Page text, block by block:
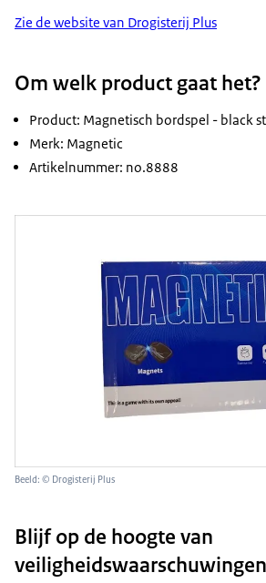
Zie de website van Drogisterij Plus
Om welk product gaat het?
Product: Magnetisch bordspel - black
Merk: Magnetic
Artikelnummer: no.8888
Beeld: © Drogisterij Plus
Blijf op de hoogte van
veiligheidswaarschuwingen